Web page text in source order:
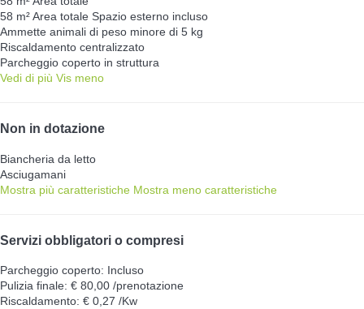
58 m² Area totale Spazio esterno incluso
Ammette animali di peso minore di 5 kg
Riscaldamento centralizzato
Parcheggio coperto in struttura
Vedi di più Vis meno
Non in dotazione
Biancheria da letto
Asciugamani
Mostra più caratteristiche Mostra meno caratteristiche
Servizi obbligatori o compresi
Parcheggio coperto: Incluso
Pulizia finale: € 80,00 /prenotazione
Riscaldamento: € 0,27 /Kw